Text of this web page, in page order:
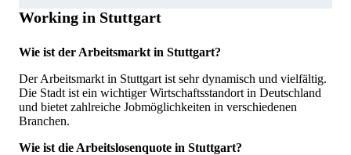
Working in Stuttgart
Wie ist der Arbeitsmarkt in Stuttgart?
Der Arbeitsmarkt in Stuttgart ist sehr dynamisch und vielfältig.
Die Stadt ist ein wichtiger Wirtschaftsstandort in Deutschland
und bietet zahlreiche Jobmöglichkeiten in verschiedenen
Branchen.
Wie ist die Arbeitslosenquote in Stuttgart?